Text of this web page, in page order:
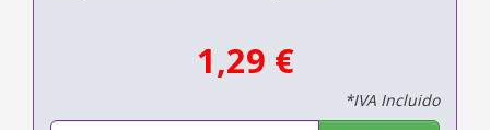
1,29 €
*IVA Incluido